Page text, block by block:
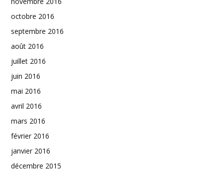
octobre 2016
septembre 2016
août 2016
juillet 2016
juin 2016
mai 2016
avril 2016
mars 2016
février 2016
janvier 2016
décembre 2015